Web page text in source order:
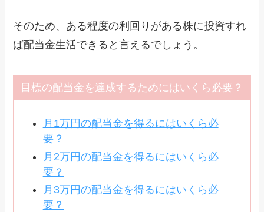
そのため、ある程度の利回りがある株に投資すれ
ば配当金生活できると言えるでしょう。
目標の配当金を達成するためにはいくら必要？
月1万円の配当金を得るにはいくら必
要？
月2万円の配当金を得るにはいくら必
要？
月3万円の配当金を得るにはいくら必
要？